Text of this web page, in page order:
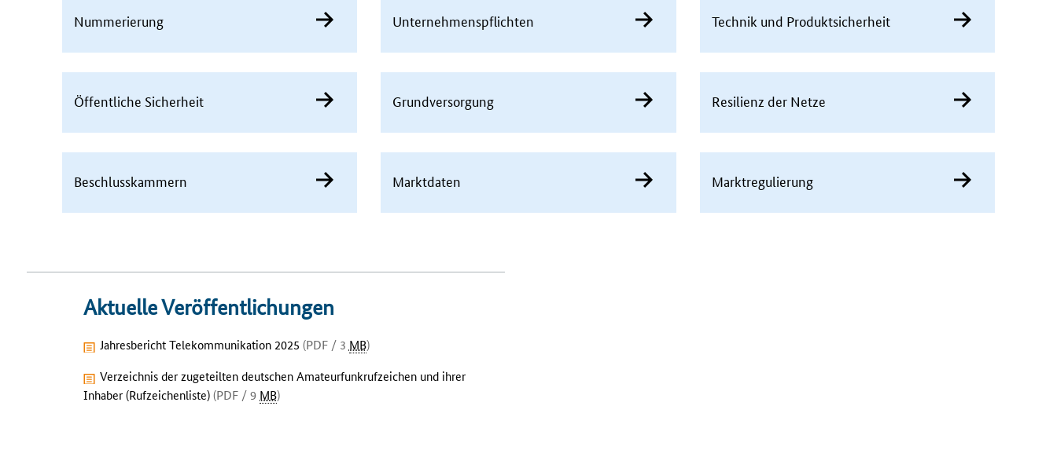
Nummerierung Unternehmenspflichten Technik und Produktsicherheit
Öffentliche Sicherheit Grundversorgung Resilienz der Netze
Beschlusskammern Marktdaten Marktregulierung
Aktuelle Veröffentlichungen
Jahresbericht Telekommunikation 2025 (PDF / 3 MB)
Verzeichnis der zugeteilten deutschen Amateurfunkrufzeichen und ihrer
Inhaber (Rufzeichenliste)(PDF / 9 MB)